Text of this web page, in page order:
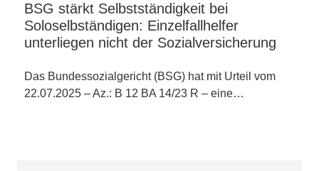
BSG stärkt Selbstständigkeit bei
Soloselbständigen: Einzelfallhelfer
unterliegen nicht der Sozialversicherung
Das Bundessozialgericht (BSG) hat mit Urteil vom
22.07.2025 – Az.: B 12 BA 14/23 R – eine…